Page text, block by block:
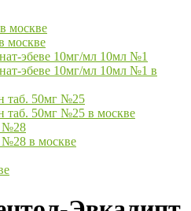
москве
москве
эбеве 10мг/мл 10мл №1
эбеве 10мг/мл 10мл №1 в
таб. 50мг №25
таб. 50мг №25 в москве
№28
№28 в москве